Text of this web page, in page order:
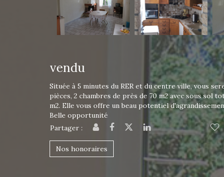
vendu
Située à 5 minutes du RER et du centre ville, vous
pièces, 2 chambres de près de 70 m2 avec sous sol
m2. Elle vous offre un beau potentiel
Belle opportunité
Partager :
Nos honoraires